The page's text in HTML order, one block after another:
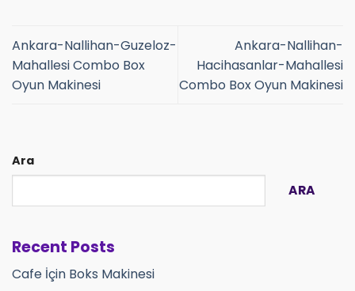
Ankara-Nallihan-Guzeloz-
Mahallesi Combo Box
Oyun Makinesi
Ankara-Nallihan-
Hacihasanlar-Mahallesi
Combo Box Oyun Makinesi
Ara
ARA
Recent Posts
Cafe İçin Boks Makinesi